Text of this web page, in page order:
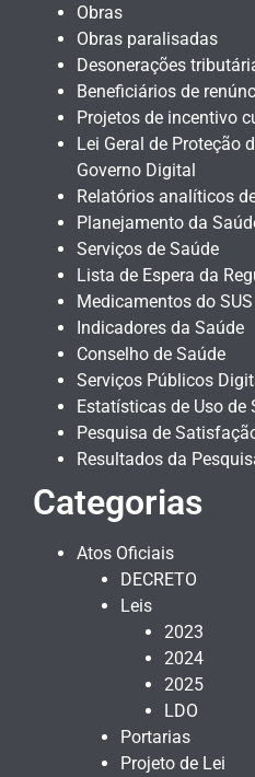
Obras
Obras paralisadas
Desonerações
Beneficiários de
Projetos de incentivo
Lei Geral de Proteção
Governo Digital
Relatórios analíticos
Planejamento da
Serviços de Saúde
Lista de Espera da
Medicamentos do SUS
Indicadores da Saúde
Conselho de Saúde
Serviços Públicos
Estatísticas de Uso de
Pesquisa de
Resultados da
Categorias
Atos Oficiais
DECRETO
Leis
2023
2024
2025
LDO
Portarias
Projeto de Lei